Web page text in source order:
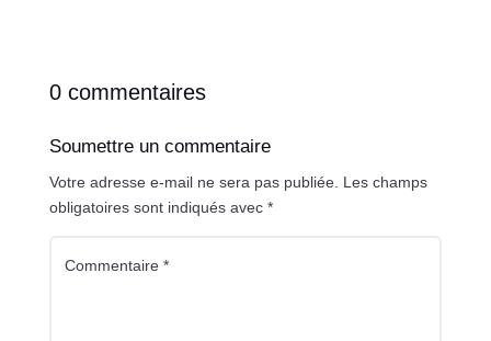
0 commentaires
Soumettre un commentaire
Votre adresse e-mail ne sera pas publiée. Les champs
obligatoires sont indiqués avec *